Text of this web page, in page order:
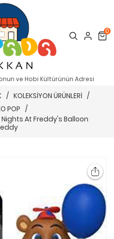
Search Cart
0
ve Hobi Kültürünün Adresi
/ KOLEKSİYON ÜRÜNLERİ /
POP /
At Freddy's Balloon